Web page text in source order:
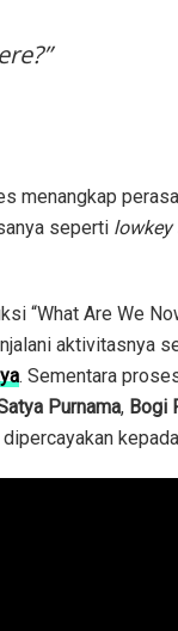
menangkap
seperti lowkey
“What Are We
aktivitasnya
. Sementara
Purnama, Bogi